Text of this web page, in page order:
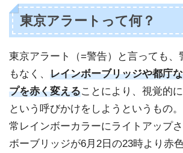
東京アラートって何？
東京アラート（=警告）と言っても、
もなく、 レインボーブリッジや都庁
プを赤く変えることにより、視覚的
という呼びかけをしようというもの
常レインボーカラーにライトアップ
ボーブリッジが6月2日の23時より赤